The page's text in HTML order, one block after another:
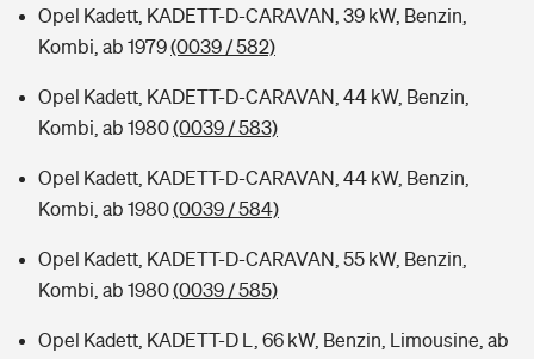
Opel Kadett, KADETT-D-CARAVAN, 39 kW, Benzin,
Kombi, ab 1979(0039 / 582)
Opel Kadett, KADETT-D-CARAVAN, 44 kW, Benzin,
Kombi, ab 1980(0039 / 583)
Opel Kadett, KADETT-D-CARAVAN, 44 kW, Benzin,
Kombi, ab 1980(0039 / 584)
Opel Kadett, KADETT-D-CARAVAN, 55 kW, Benzin,
Kombi, ab 1980(0039 / 585)
Opel Kadett, KADETT-D L, 66 kW, Benzin, Limousine, ab